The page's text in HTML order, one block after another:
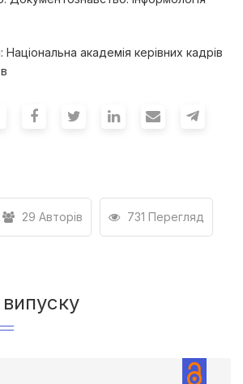
академія керівних кадрів
29 Авторів 731 Перегляд
випуску